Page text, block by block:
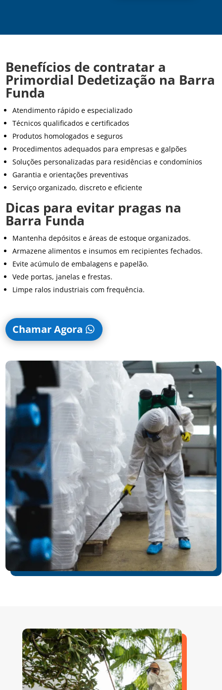
Benefícios de contratar a
Primordial Dedetização na Barra
Funda
Atendimento rápido e especializado
Técnicos qualificados e certificados
Produtos homologados e seguros
Procedimentos adequados para empresas e galpões
Soluções personalizadas para residências e condomínios
Garantia e orientações preventivas
Serviço organizado, discreto e eficiente
Dicas para evitar pragas na
Barra Funda
Mantenha depósitos e áreas de estoque organizados.
Armazene alimentos e insumos em recipientes fechados.
Evite acúmulo de embalagens e papelão.
Vede portas, janelas e frestas.
Limpe ralos industriais com frequência.
Chamar Agora